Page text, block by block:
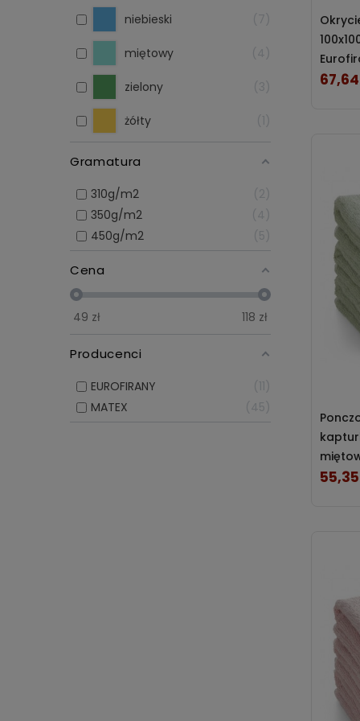
niebieski 7
miętowy 4
zielony 3
żółty 1
Gramatura
310g/m2
2
350g/m2
4
450g/m2
5
Cena
49 zł 118 zł
Producenci
EUROFIRANY
11
MATEX
45
czemu
Cena
67,64
Cena
55,35